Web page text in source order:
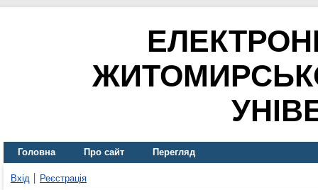
Головна Про сайт Перегляд
Вхід Реєстрація